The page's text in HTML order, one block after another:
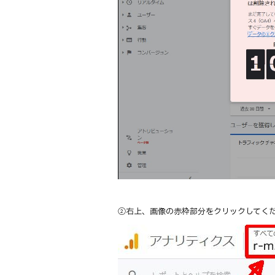
②右上、画像の赤枠部分をクリックしてく